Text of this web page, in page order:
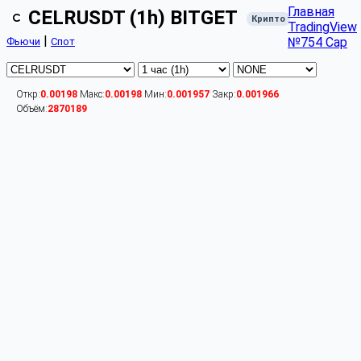
CELRUSDT (1h) BITGET Крипто
Фьючи | Спот
Главная
TradingView
№754 Cap
Откр:0.00198 Макс:0.00198 Мин:0.001957 Закр:0.001966
Объём:2870189